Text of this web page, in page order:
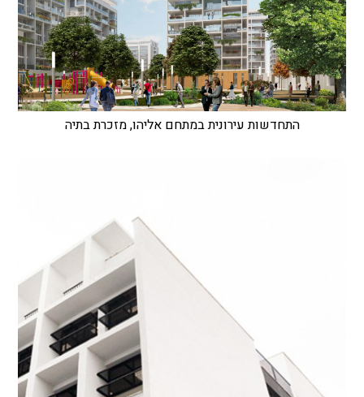
התחדשות עירונית במתחם אליהו, מזכרת בתיה